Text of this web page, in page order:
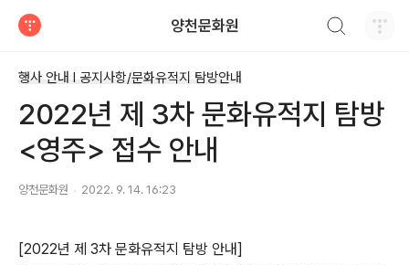
양천문화원
행사 안내 Ι 공지사항/문화유적지 탐방안내
2022년 제 3차 문화유적지 탐방
<영주> 접수 안내
양천문화원 2022. 9. 14. 16:23
[2022년 제 3차 문화유적지 탐방 안내]